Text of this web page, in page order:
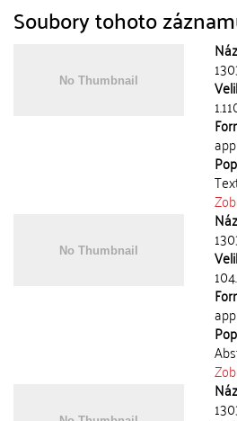
Soubory tohoto